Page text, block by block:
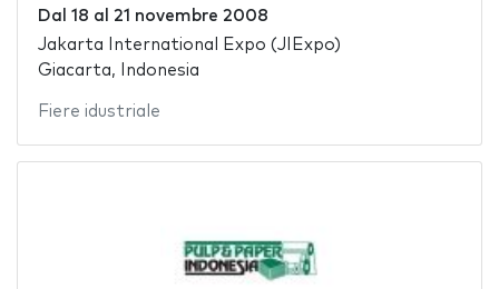
Dal 18 al 21 novembre 2008
Jakarta International Expo (JIExpo)
Giacarta, Indonesia
Fiere idustriale